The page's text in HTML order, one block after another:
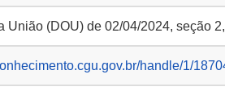
União (DOU) de 02/04/2024, seção
handle/1/